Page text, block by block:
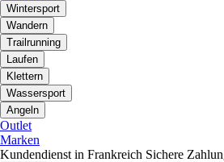
Wintersport
Wandern
Trailrunning
Laufen
Klettern
Wassersport
Angeln
Outlet
Marken
Kundendienst in Frankreich Sichere